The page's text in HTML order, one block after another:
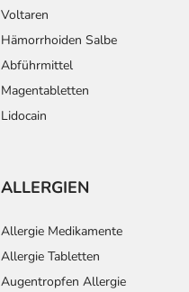
Voltaren
Hämorrhoiden Salbe
Abführmittel
Magentabletten
Lidocain
ALLERGIEN
Allergie Medikamente
Allergie Tabletten
Augentropfen Allergie